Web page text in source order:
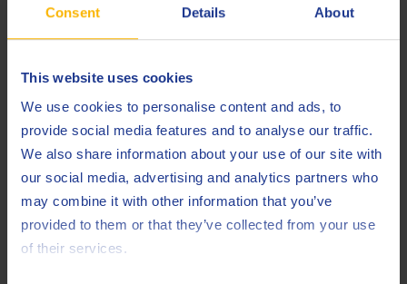
Consent Details About
This website uses cookies
We use cookies to personalise content and ads, to
provide social media features and to analyse our traffic.
We also share information about your use of our site with
our social media, advertising and analytics partners who
may combine it with other information that you’ve
provided to them or that they’ve collected from your use
of their services.
DIN 51515-2 L-TGP
Fincantieri
GE Thermodyn ISPSH901SDI
ISO